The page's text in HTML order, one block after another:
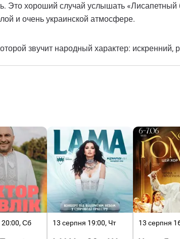
Это хороший случай услышать
и очень украинской атмосфере.
звучит народный характер:
20:00, Сб 13 серпня 19:00, Чт 13 серпня